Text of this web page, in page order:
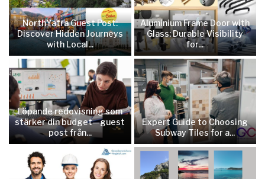
NorthYatra Guest Post:
Discover Hidden Journeys
with Local...
Aluminium Frame Door with
Glass: Durable Visibility
for...
Löpande redovisning som
stärker din budget—guest
post från...
Expert Guide to Choosing
Subway Tiles for a...